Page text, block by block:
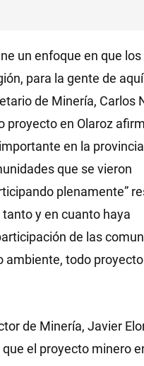
un enfoque en que
para la gente de
de Minería, Carlos
proyecto en Olaroz
en la
que se vieron
plenamente”
tanto y en cuanto haya
de las
ambiente, todo
de Minería, Javier
el proyecto minero